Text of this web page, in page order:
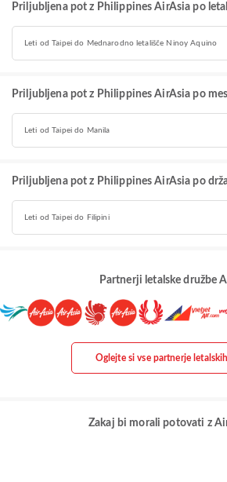
Priljubljena pot z Philippines AirAsia po
Leti od Taipei do Mednarodno letališče Ninoy Aquino
Priljubljena pot z Philippines AirAsia po
Leti od Taipei do Manila
Priljubljena pot z Philippines AirAsia po
Leti od Taipei do Filipini
Partnerji letalske družbe
Oglejte si vse partnerje
Zakaj bi morali potovati z